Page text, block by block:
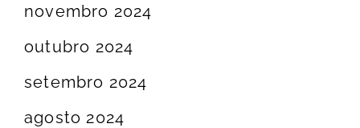
novembro 2024
outubro 2024
setembro 2024
agosto 2024